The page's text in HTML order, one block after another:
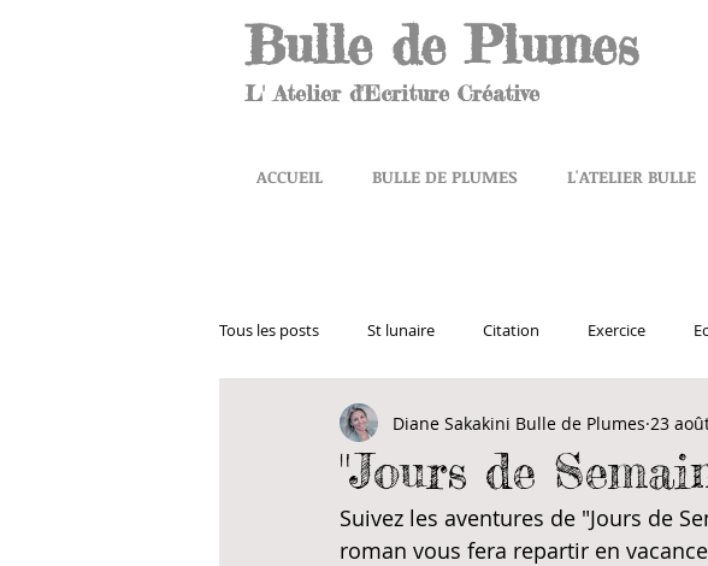
Bulle de Plumes
L' Atelier d'Ecriture Créative
ACCUEIL BULLE DE PLUMES L'ATELIER BULLE
Tous les posts St lunaire Citation Exercice
pour tous covid vaccin
Premier roman Editions France Loisirs Dédicaces
"Jours de
Diane Sakakini Bulle de Plumes 23
Suivez les aventures de "Jours de
roman vous fera repartir en